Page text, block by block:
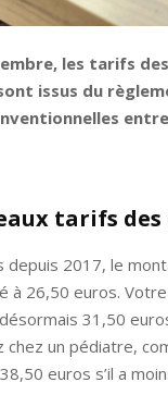
les tarifs
issus du
tarifs
depuis 2017, le
à 26,50 euros.
31,50
chez un pédiatre,
euros s’il a